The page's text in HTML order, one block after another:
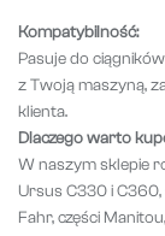
Kompatybilność:
Pasuje do ciągników
z Twoją maszyną,
klienta.
Dlaczego warto
W naszym sklepie
Ursus C330 i C360,
Fahr, części